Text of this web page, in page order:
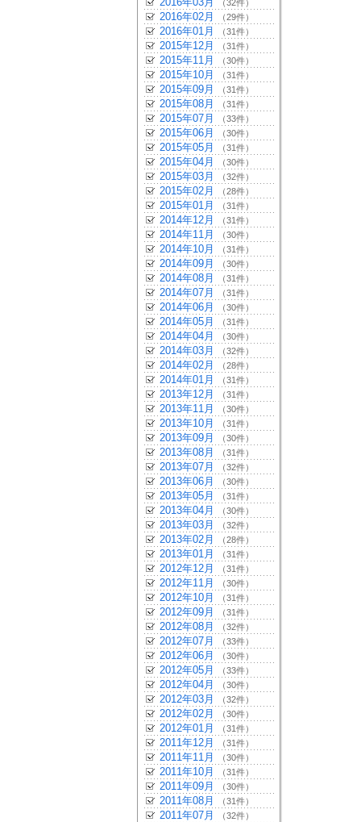
（32件）
2016年02月 （29件）
2016年01月 （31件）
2015年12月 （31件）
2015年11月 （30件）
2015年10月 （31件）
2015年09月 （31件）
2015年08月 （31件）
2015年07月 （33件）
2015年06月 （30件）
2015年05月 （31件）
2015年04月 （30件）
2015年03月 （32件）
2015年02月 （28件）
2015年01月 （31件）
2014年12月 （31件）
2014年11月 （30件）
2014年10月 （31件）
2014年09月 （30件）
2014年08月 （31件）
2014年07月 （31件）
2014年06月 （30件）
2014年05月 （31件）
2014年04月 （30件）
2014年03月 （32件）
2014年02月 （28件）
2014年01月 （31件）
2013年12月 （31件）
2013年11月 （30件）
2013年10月 （31件）
2013年09月 （30件）
2013年08月 （31件）
2013年07月 （32件）
2013年06月 （30件）
2013年05月 （31件）
2013年04月 （30件）
2013年03月 （32件）
2013年02月 （28件）
2013年01月 （31件）
2012年12月 （31件）
2012年11月 （30件）
2012年10月 （31件）
2012年09月 （31件）
2012年08月 （32件）
2012年07月 （33件）
2012年06月 （30件）
2012年05月 （33件）
2012年04月 （30件）
2012年03月 （32件）
2012年02月 （30件）
2012年01月 （31件）
2011年12月 （31件）
2011年11月 （30件）
2011年10月 （31件）
2011年09月 （30件）
2011年08月 （31件）
2011年07月 （32件）